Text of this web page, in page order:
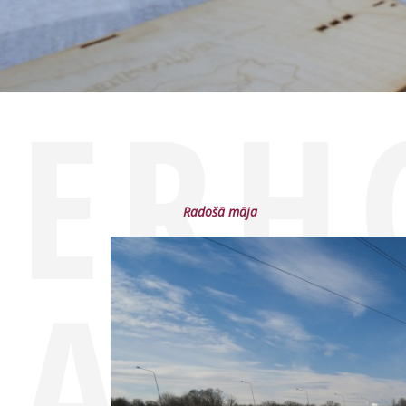
Radošā māja